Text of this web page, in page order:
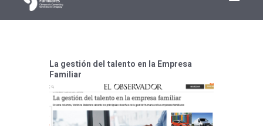
La gestión del talento en la Empresa
Familiar